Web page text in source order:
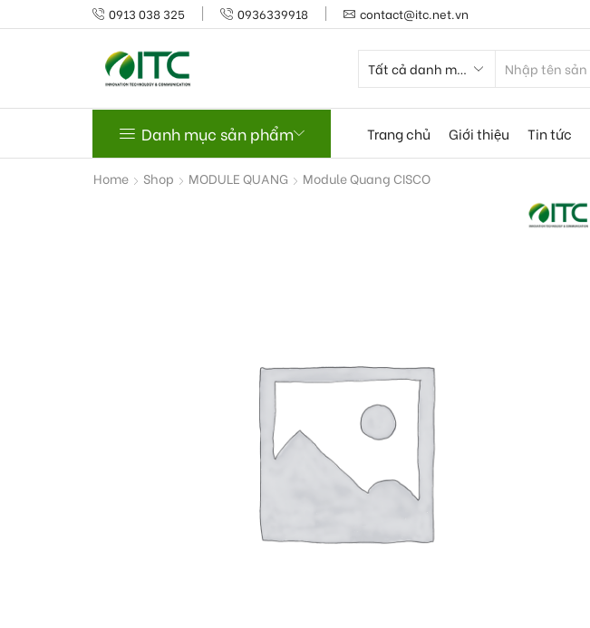
0913 038 325 0936339918 contact@itc.net.vn
Danh mục sản phẩm Trang chủ Giới thiệu Tin tức
Home Shop MODULE QUANG Module Quang CISCO